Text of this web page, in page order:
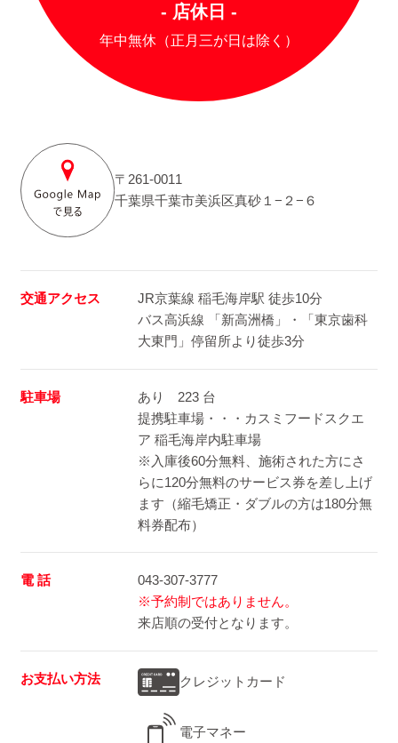
- 店休日 -
年中無休（正月三が日は除く）
〒261-0011
千葉県千葉市美浜区真砂１−２−６
交通アクセス
JR京葉線 稲毛海岸駅 徒歩10分
バス高浜線 「新高洲橋」・「東京歯科
大東門」停留所より徒歩3分
駐車場
あり 223 台
提携駐車場・・・カスミフードスクエ
ア 稲毛海岸内駐車場
※入庫後60分無料、施術された方にさ
らに120分無料のサービス券を差し上げ
ます（縮毛矯正・ダブルの方は180分無
料券配布）
電 話
043-307-3777
※予約制ではありません。
来店順の受付となります。
お支払い方法 クレジットカード
電子マネー